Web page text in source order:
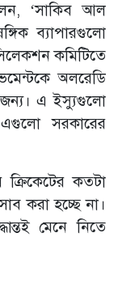
‘সাকিব আল
ব্যাপারগুলো
কমিটিতে
অলরেডি
এ ইস্যুগুলো
সরকারের
ক্রিকেটের কতটা
করা হচ্ছে না।
মেনে নিতে